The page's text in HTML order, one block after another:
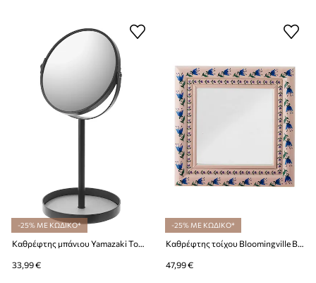
-25% ΜΕ ΚΩΔΙΚΟ*
Καθρέφτης μπάνιου Yamazaki Tower 17.5 x 14 x 33 cm
33,99 €
-25% ΜΕ ΚΩΔΙΚΟ*
Καθρέφτης τοίχου Bloomingville Badia 30 x 30 x 2,5 cm
47,99 €